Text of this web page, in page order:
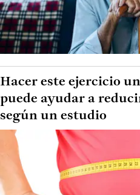
Hacer este ejercicio
puede ayudar a
según un estudio